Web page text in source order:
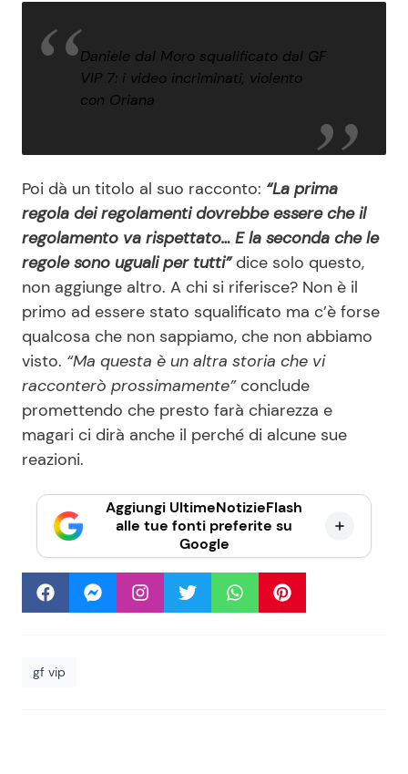
Daniele dal Moro squalificato dal GF
VIP 7: i video incriminati, violento
con Oriana
Poi dà un titolo al suo racconto: “La prima
regola dei regolamenti dovrebbe essere che il
regolamento va rispettato… E la seconda che le
regole sono uguali per tutti”dice solo questo,
non aggiunge altro. A chi si riferisce? Non è il
primo ad essere stato squalificato ma c’è forse
qualcosa che non sappiamo, che non abbiamo
visto. “Ma questa è un altra storia che vi
racconterò prossimamente” conclude
promettendo che presto farà chiarezza e
magari ci dirà anche il perché di alcune sue
reazioni.
Aggiungi UltimeNotizieFlash
alle tue fonti preferite su
Google
gf vip